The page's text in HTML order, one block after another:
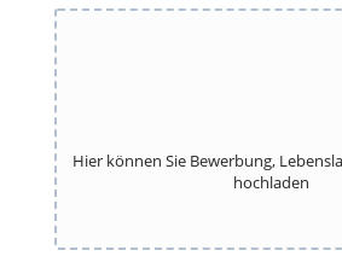
können
Sie
Bewerbung,
Lebenslauf
oder
Zeugnisse
hochladen!
Hier können Sie Bewerbung,
hochladen